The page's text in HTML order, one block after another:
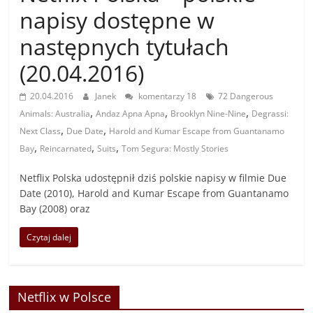
napisy dostępne w
następnych tytułach
(20.04.2016)
20.04.2016 Janek komentarzy 18
72 Dangerous
Animals: Australia,Andaz Apna Apna, Brooklyn Nine-Nine, Degrassi:
Next Class, Due Date, Harold and Kumar Escape from Guantanamo
Bay, Reincarnated,Suits,Tom Segura: Mostly Stories
Netflix Polska udostępnił dziś polskie napisy w filmie Due
Date (2010), Harold and Kumar Escape from Guantanamo
Bay (2008) oraz
Czytaj dalej
Netflix w Polsce